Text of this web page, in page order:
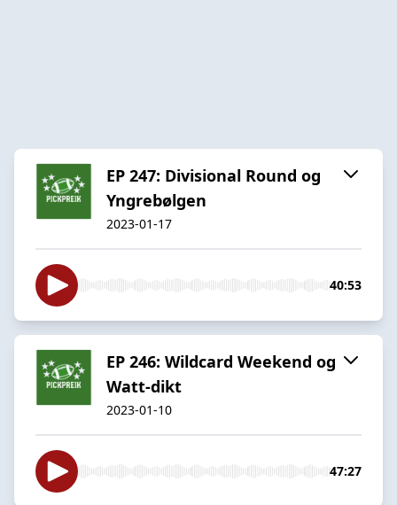
EP 247: Divisional Round og
Yngrebølgen
2023-01-17
40:53
EP 246: Wildcard Weekend og
Watt-dikt
2023-01-10
47:27